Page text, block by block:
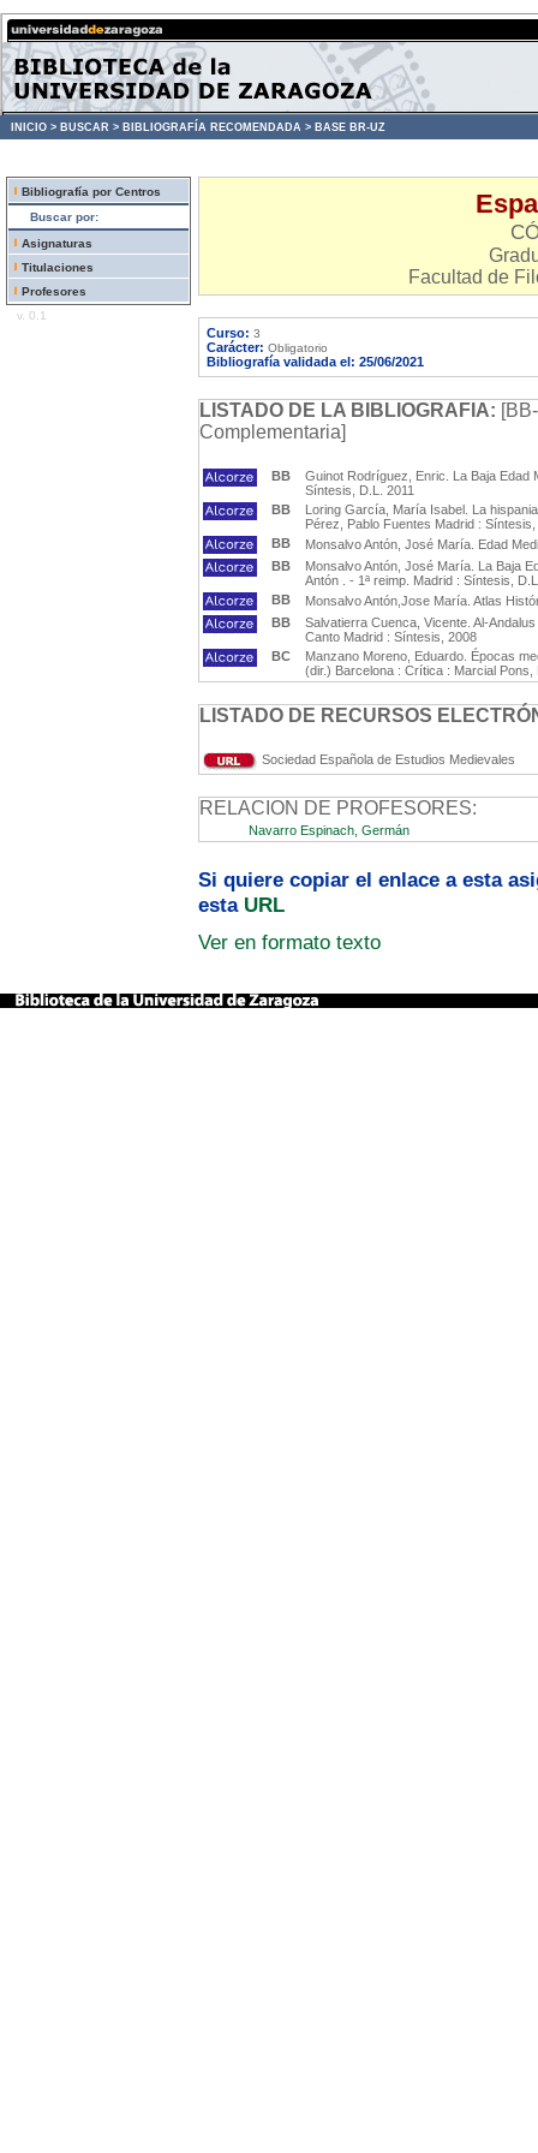
INICIO > BUSCAR > BIBLIOGRAFÍA RECOMENDADA > BASE BR-UZ
Bibliografía por Centros
Buscar por:
Asignaturas
Titulaciones
Profesores
v. 0.1
Facultad de
Curso: 3
Carácter: Obligatorio
Bibliografía validada el: 25/06/2021
LISTADO DE LA BIBLIOGRAFIA:
Complementaria]
BB
Guinot Rodríguez, Enric. La Baja Edad
Síntesis, D.L. 2011
BB
Loring García, María Isabel. La
Pérez, Pablo Fuentes Madrid :
BB
Monsalvo Antón, José María. Edad
BB
Monsalvo Antón, José María. La Baja
Antón . - 1ª reimp. Madrid : Síntesis,
BB
Monsalvo Antón,Jose María. Atlas
BB
Salvatierra Cuenca, Vicente. Al-
Canto Madrid : Síntesis, 2008
BC
Manzano Moreno, Eduardo. Épocas
(dir.) Barcelona : Crítica : Marcial Pons,
LISTADO DE RECURSOS
Sociedad Española de Estudios Medievales
RELACION DE PROFESORES:
Navarro Espinach, Germán
Si quiere copiar el enlace a esta
esta URL
Ver en formato texto